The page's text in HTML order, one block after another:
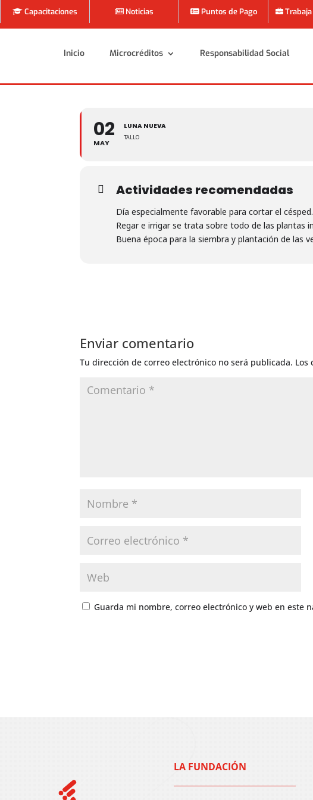
Capacitaciones Noticias Puntos de Pago
Inicio Microcréditos Responsabilidad Social
Inicio Microcréditos Responsabilidad Social
02
MAY
LUNA NUEVA
TALLO
Actividades recomendadas
Día especialmente favorable para cortar el césped.
Regar e irrigar se trata sobre todo de las plantas
Buena época para la siembra y plantación de las
Enviar comentario
Tu dirección de correo electrónico no será publicada. Los
Guarda mi nombre, correo electrónico y web en este
LA FUNDACIÓN